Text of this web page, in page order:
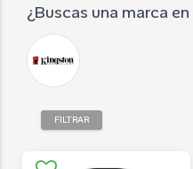
¿Buscas una marca
FILTRAR